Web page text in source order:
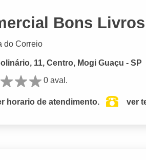
Bons Livros
do Correio
11, Centro, Mogi Guaçu - SP
0 aval.
horario de atendimento. ver